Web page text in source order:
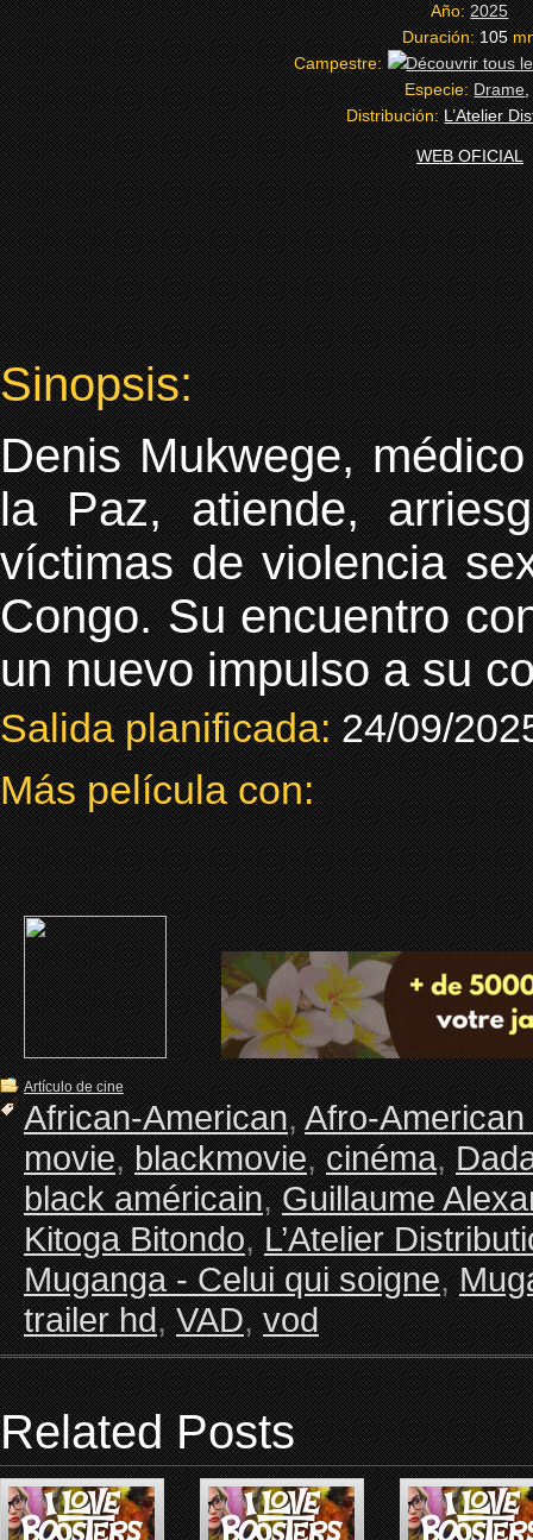
Año:2025
Duración:105
Campestre:
Especie:Drame
Distribución:L’Atelier
WEB OFICIAL
Sinopsis:
Denis Mukwege,
la Paz, atiende,
víctimas de violencia
Congo. Su encuentro
un nuevo impulso a su
Salida planificada:24/09/
Más película con:
Artículo de cine
African-American,Afro-
movie,blackmovie,cinéma,
black américain,Guillaume
Kitoga Bitondo,L’Atelier
Muganga - Celui qui soigne,
trailer hd,VAD,vod
Related Posts